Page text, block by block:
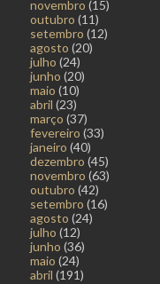
novembro (15)
outubro (11)
setembro (12)
agosto (20)
julho (24)
junho (20)
maio (10)
abril (23)
março (37)
fevereiro (33)
janeiro (40)
dezembro (45)
novembro (63)
outubro (42)
setembro (16)
agosto (24)
julho (12)
junho (36)
maio (24)
abril (191)